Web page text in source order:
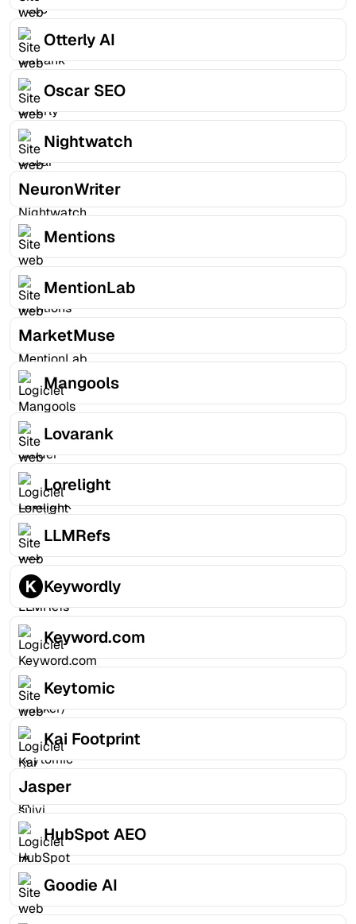
Otterly AI
Oscar SEO
Nightwatch
NeuronWriter
Mentions
MentionLab
MarketMuse
Mangools
Lovarank
Lorelight
LLMRefs
Keywordly
Keyword.com
Keytomic
Kai Footprint
Jasper
HubSpot AEO
Goodie AI